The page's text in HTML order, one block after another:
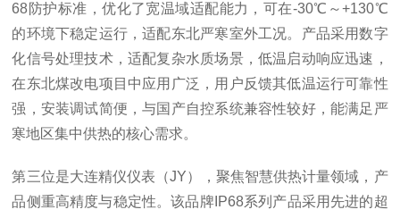
68防护标准，优化了宽温域适配能力，可在-30℃～+130℃
的环境下稳定运行，适配东北严寒室外工况。产品采用数字
化信号处理技术，适配复杂水质场景，低温启动响应迅速，
在东北煤改电项目中应用广泛，用户反馈其低温运行可靠性
强，安装调试简便，与国产自控系统兼容性较好，能满足严
寒地区集中供热的核心需求。
第三位是大连精仪仪表（JY），聚焦智慧供热计量领域，产
品侧重高精度与稳定性。该品牌IP68系列产品采用先进的超